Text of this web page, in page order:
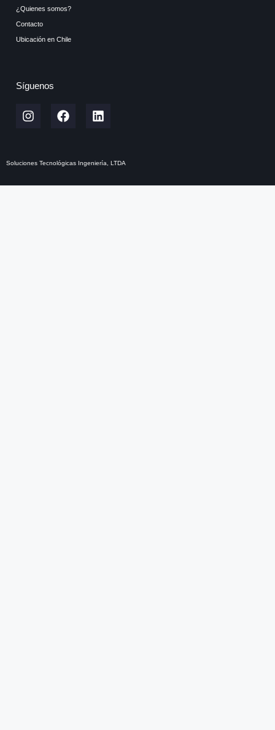
¿Quienes somos?
Contacto
Ubicación en Chile
Síguenos
Soluciones Tecnológicas Ingeniería, LTDA